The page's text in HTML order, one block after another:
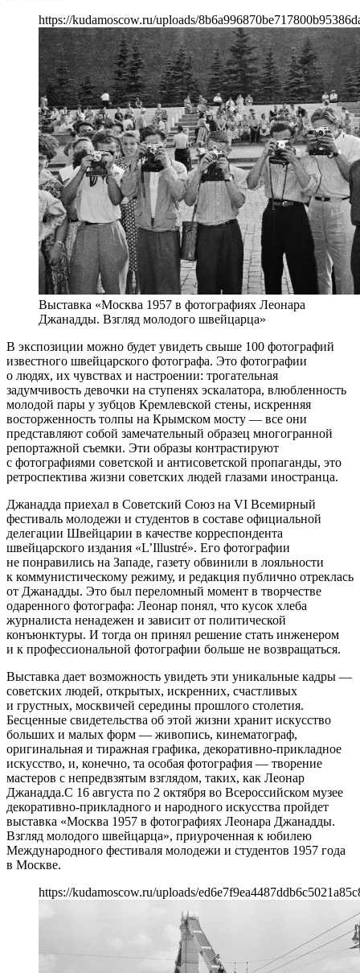
https://kudamoscow.ru/uploads/
Выставка «Москва 1957 в фотографиях Леонара
Джанадды. Взгляд молодого швейцарца»
В экспозиции можно будет увидеть свыше 100 фотографий
известного швейцарского фотографа. Это фотографии
о людях, их чувствах и настроении: трогательная
задумчивость девочки на ступенях эскалатора, влюбленность
молодой пары у зубцов Кремлевской стены, искренняя
восторженность толпы на Крымском мосту — все они
представляют собой замечательный образец многогранной
репортажной съемки. Эти образы контрастируют
с фотографиями советской и антисоветской пропаганды, это
ретроспектива жизни советских людей глазами иностранца.
Джанадда приехал в Советский Союз на VI Всемирный
фестиваль молодежи и студентов в составе официальной
делегации Швейцарии в качестве корреспондента
швейцарского издания «L’Illustré». Его фотографии
не понравились на Западе, газету обвинили в лояльности
к коммунистическому режиму, и редакция публично отреклась
от Джанадды. Это был переломный момент в творчестве
одаренного фотографа: Леонар понял, что кусок хлеба
журналиста ненадежен и зависит от политической
конъюнктуры. И тогда он принял решение стать инженером
и к профессиональной фотографии больше не возвращаться.
Выставка дает возможность увидеть эти уникальные кадры —
советских людей, открытых, искренних, счастливых
и грустных, москвичей середины прошлого столетия.
Бесценные свидетельства об этой жизни хранит искусство
больших и малых форм — живопись, кинематограф,
оригинальная и тиражная графика, декоративно-прикладное
искусство, и, конечно, та особая фотография — творение
мастеров с непредвзятым взглядом, таких, как Леонар
Джанадда.С 16 августа по 2 октября во Всероссийском музее
декоративно-прикладного и народного искусства пройдет
выставка «Москва 1957 в фотографиях Леонара Джанадды.
Взгляд молодого швейцарца», приуроченная к юбилею
Международного фестиваля молодежи и студентов 1957 года
в Москве.
https://kudamoscow.ru/uploads/